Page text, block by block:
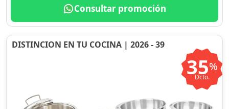
Consultar promoción
DISTINCION EN TU COCINA | 2026 - 39
35%
Dcto.